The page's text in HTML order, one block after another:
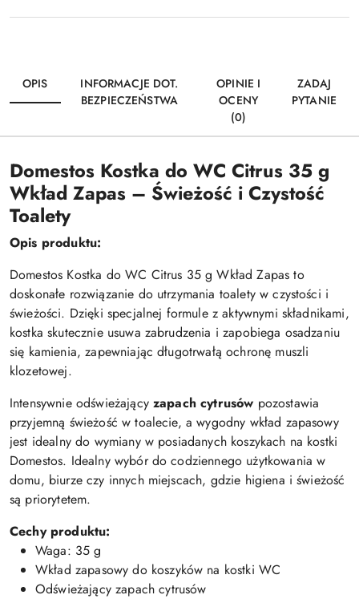
OPIS
INFORMACJE DOT.
BEZPIECZEŃSTWA
OPINIE I
OCENY
(0)
ZADAJ
PYTANIE
Domestos Kostka do WC Citrus 35 g
Wkład Zapas – Świeżość i Czystość
Toalety
Opis produktu:
Domestos Kostka do WC Citrus 35 g Wkład Zapas to
doskonałe rozwiązanie do utrzymania toalety w czystości i
świeżości. Dzięki specjalnej formule z aktywnymi składnikami,
kostka skutecznie usuwa zabrudzenia i zapobiega osadzaniu
się kamienia, zapewniając długotrwałą ochronę muszli
klozetowej.
Intensywnie odświeżający zapach cytrusów pozostawia
przyjemną świeżość w toalecie, a wygodny wkład zapasowy
jest idealny do wymiany w posiadanych koszykach na kostki
Domestos. Idealny wybór do codziennego użytkowania w
domu, biurze czy innych miejscach, gdzie higiena i świeżość
są priorytetem.
Cechy produktu:
Waga: 35 g
Wkład zapasowy do koszyków na kostki WC
Odświeżający zapach cytrusów